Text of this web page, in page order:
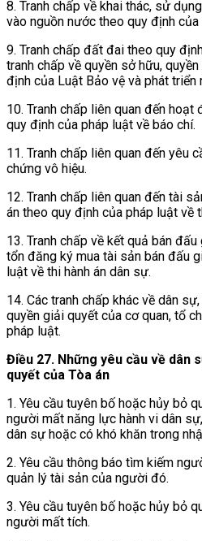
8. Tranh chấp về khai thác, sử
vào nguồn nước theo quy định
9. Tranh chấp đất đai theo quy
tranh chấp về quyền sở hữu,
định của Luật Bảo vệ và phát triển
10. Tranh chấp liên quan đến
quy định của pháp luật về báo chí.
11. Tranh chấp liên quan đến yêu
chứng vô hiệu.
12. Tranh chấp liên quan đến tài
án theo quy định của pháp luật về
13. Tranh chấp về kết quả bán
tổn đăng ký mua tài sản bán đấu
luật về thi hành án dân sự.
14. Các tranh chấp khác về dân
quyền giải quyết của cơ quan, tổ
pháp luật.
Điều 27. Những yêu cầu về dân
quyết của Tòa án
1. Yêu cầu tuyên bố hoặc hủy bỏ
người mất năng lực hành vi dân
dân sự hoặc có khó khăn trong
2. Yêu cầu thông báo tìm kiếm
quản lý tài sản của người đó.
3. Yêu cầu tuyên bố hoặc hủy bỏ
người mất tích.